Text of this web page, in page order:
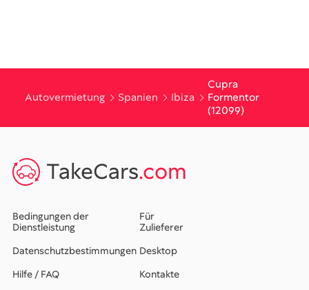
Autovermietung Spanien Ibiza
Cupra
Formentor
(12099)
TakeCars.com
Bedingungen der
Dienstleistung
Datenschutzbestimmungen
Hilfe / FAQ
Für
Zulieferer
Desktop
Kontakte